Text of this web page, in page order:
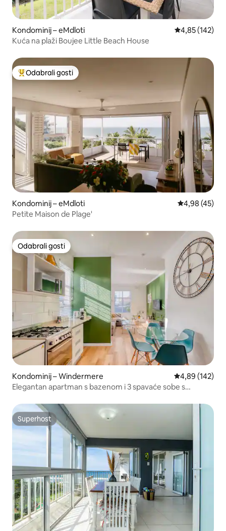
Kondominij – eMdloti Prosječna
4,85 (142)
Kuća na plaži Boujee Little Beach House
Među najviše rangiranima s oznakom „Odabrali gosti”
Odabrali gosti
Kondominij – eMdloti Prosječna
4,98 (45)
Petite Maison de Plage'
Odabrali gosti
Odabrali gosti
Kondominij – Windermere Prosječna
4,89 (142)
Elegantan apartman s bazenom i 3 spavaće sobe s
Superhost
Superhost